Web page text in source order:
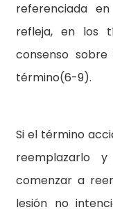
referenciada
refleja, en los
consenso
término(6-9).
Si el término
reemplazarlo
comenzar a
lesión no